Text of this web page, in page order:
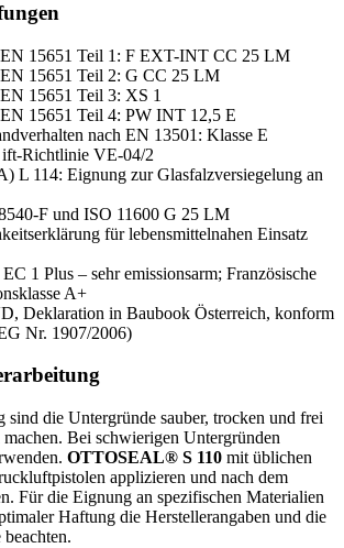
15651 Teil 1: F EXT-INT CC 25 LM
15651 Teil 2: G CC 25 LM
15651 Teil 3: XS 1
15651 Teil 4: PW INT 12,5 E
nach EN 13501: Klasse E
ift-Richtlinie VE-04/2
L 114: Eignung zur Glasfalzversiegelung an
F und ISO 11600 G 25 LM
für lebensmittelnahen Einsatz
1 Plus – sehr emissionsarm; Französische
A+
Deklaration in Baubook Österreich, konform
Nr. 1907/2006)
sind die Untergründe sauber, trocken und frei
Bei schwierigen Untergründen
OTTOSEAL® S 110 mit üblichen
applizieren und nach dem
Für die Eignung an spezifischen Materialien
Haftung die Herstellerangaben und die